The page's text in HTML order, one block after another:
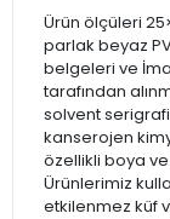
Ürün ölçüleri
parlak beyaz
belgeleri ve
tarafından
solvent
kanserojen
özellikli boya
Ürünlerimiz
etkilenmez küf